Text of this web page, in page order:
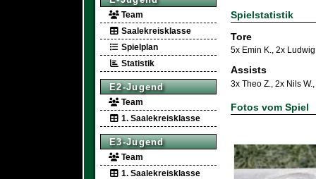
Team
Saalekreisklasse
Spielplan
Statistik
E2-Jugend
Team
1. Saalekreisklasse
E3-Jugend
Team
1. Saalekreisklasse
Spielstatistik
Tore
5x Emin K., 2x
Assists
3x Theo Z. 2x Nils W.
Fotos vom Spiel